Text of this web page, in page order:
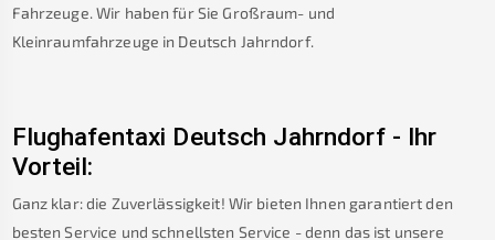
Fahrzeuge. Wir haben für Sie Großraum- und
Kleinraumfahrzeuge in Deutsch Jahrndorf.
Flughafentaxi Deutsch Jahrndorf- Ihr
Vorteil:
Ganz klar: die Zuverlässigkeit! Wir bieten Ihnen garantiert den
besten Service und schnellsten Service - denn das ist unsere